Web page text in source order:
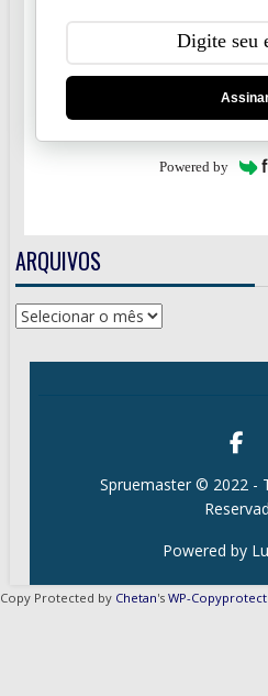
Powered by
ARQUIVOS
Arquivos
Spruemaster © 2022 -
Powered by
Copy Protected by Chetan's WP-Copyprotect